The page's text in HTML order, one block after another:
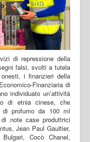
di repressione della
falsi, svolti a tutela
i finanzieri della
Finanziaria di
individuato un’attività
di etnia cinese, che
di profumo da 100 ml
note case produttrici
Jean Paul Gaultier,
Cocò Chanel,